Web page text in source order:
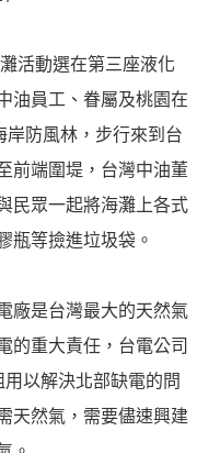
活動選在第三座液化
油員工、眷屬及桃園在
防風林，步行來到台
前端圍堤，台灣中油董
民眾一起將海灘上各式
瓶等撿進垃圾袋。
廠是台灣最大的天然氣
的重大責任，台電公司
以解決北部缺電的問
天然氣，需要儘速興建